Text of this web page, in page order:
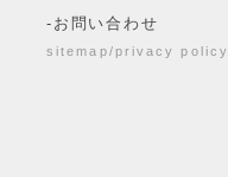
お問い合わせ
sitemap privacy policy